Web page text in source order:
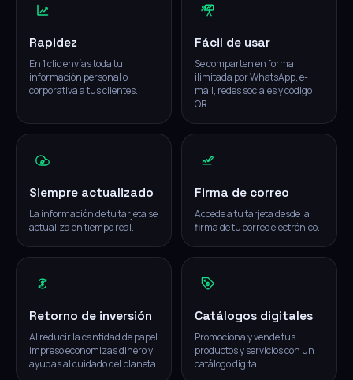
Rapidez
En 1 clic envías toda tu
información personal o
corporativa a tus clientes.
Fácil de usar
Se comparten en forma
ilimitada por WhatsApp, e-
mail, redes sociales y código
QR.
Siempre actualizado
La información de tu tarjeta se
actualiza en tiempo real.
Firma de correo
Accede a tu tarjeta desde la
firma de tu correo electrónico.
Retorno de inversión
Al reducir la cantidad de papel
impreso economizas dinero y
ayudas al cuidado del planeta.
Catálogos digitales
Promociona y vende tus
productos y servicios con un
catálogo digital.